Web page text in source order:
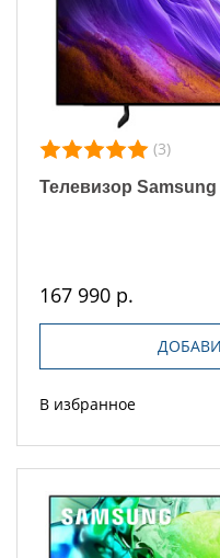
(3)
Телевизор Samsung
167 990 р.
В избранное